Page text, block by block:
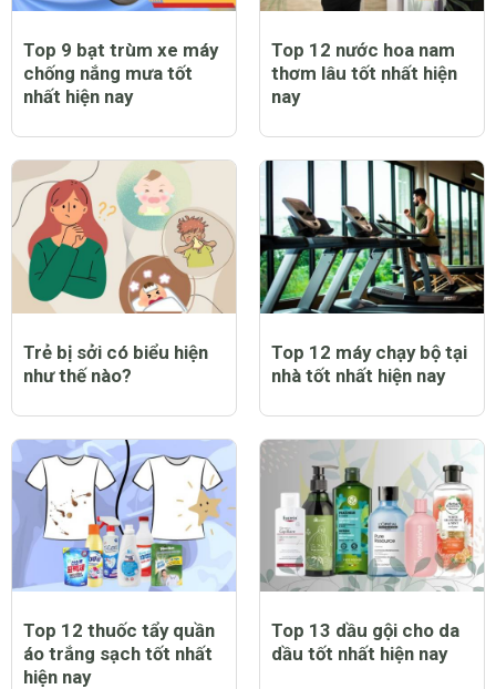
Top 9 bạt trùm xe máy
chống nắng mưa tốt
nhất hiện nay
Top 12 nước hoa nam
thơm lâu tốt nhất hiện
nay
Trẻ bị sởi có biểu hiện
như thế nào?
Top 12 máy chạy bộ tại
nhà tốt nhất hiện nay
Top 12 thuốc tẩy quần
áo trắng sạch tốt nhất
hiện nay
Top 13 dầu gội cho da
dầu tốt nhất hiện nay